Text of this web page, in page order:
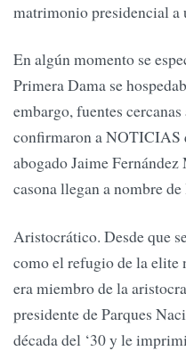
matrimonio presidencial a
En algún momento se
Primera Dama se
embargo, fuentes
confirmaron a NOTICIAS
abogado Jaime
casona llegan a nombre
Aristocrático. Desde que
como el refugio de la
era miembro de la
presidente de Parques
década del ‘30 y le